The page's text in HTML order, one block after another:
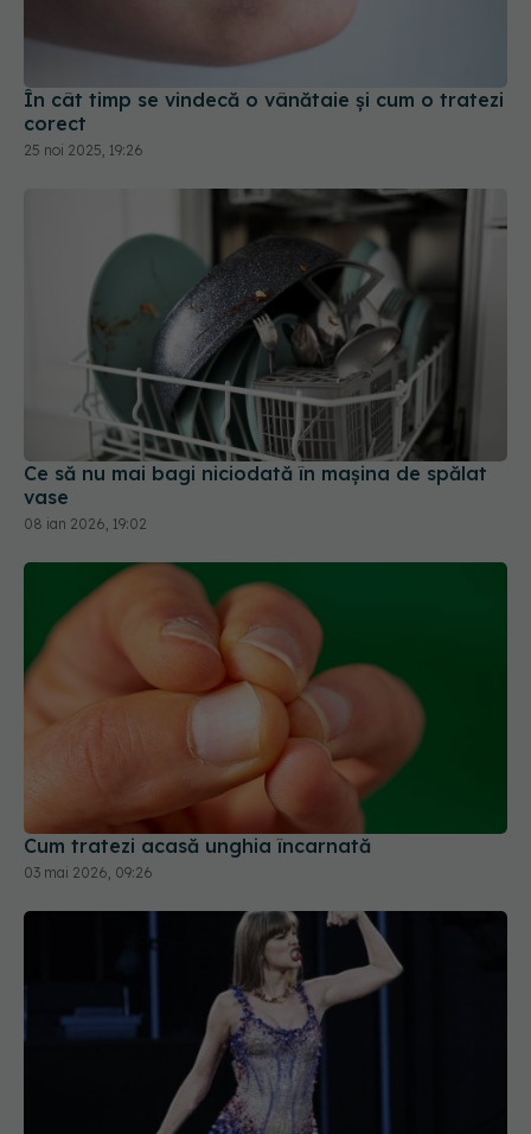
În cât timp se vindecă o vânătaie și cum o tratezi
corect
25 noi 2025, 19:26
Ce să nu mai bagi niciodată în mașina de spălat
vase
08 ian 2026, 19:02
Cum tratezi acasă unghia încarnată
03 mai 2026, 09:26